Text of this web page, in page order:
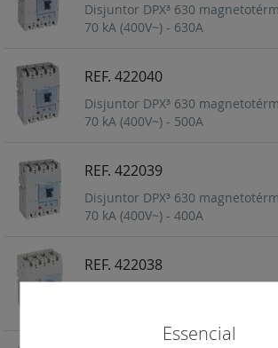
Disjuntor DPX³ 630
70 kA (400V~) - 630A
REF. 422040
Disjuntor DPX³ 630
70 kA (400V~) - 500A
REF. 422039
Disjuntor DPX³ 630
70 kA (400V~) - 400A
REF. 422038
Disjuntor DPX³ 630
Essencial